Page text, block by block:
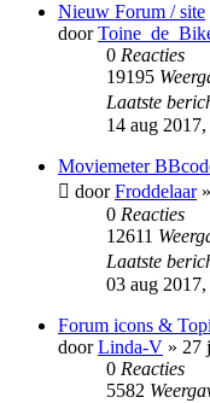
Nieuw Forum / site
door
0 Reacties
19195
Laatste
14 aug
Moviemeter
doorFroddelaar»
0 Reacties
12611
Laatste
03 aug
Forum icons &
doorLinda-V » 27
0 Reacties
5582